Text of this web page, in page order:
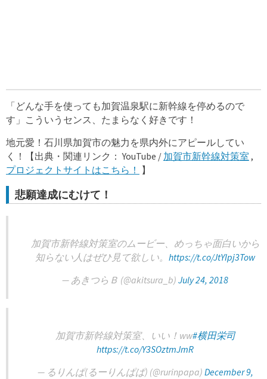
「どんな手を使っても加賀温泉駅に新幹線を停めるので
す」こういうセンス、たまらなく好きです！
地元愛！石川県加賀市の魅力を県内外にアピールしてい
く！【出典・関連リンク： YouTube / 加賀市新幹線対策室 ,
プロジェクトサイトはこちら！ 】
悲願達成にむけて！
加賀市新幹線対策室のムービー、めっちゃ面白いから
知らない人はぜひ見て欲しい。 https://t.co/JtYIpj3Tow
— あきつらＢ (@akitsura_b) July 24, 2018
加賀市新幹線対策室、いい！ww#横田栄司
https://t.co/Y3SOztmJmR
— るりんぱ(るーりんぱぱ) (@rurinpapa) December 9,